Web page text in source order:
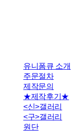
유니폼큐 소개
주문절차
제작문의
★제작후기★
<신>갤러리
<구>갤러리
원단